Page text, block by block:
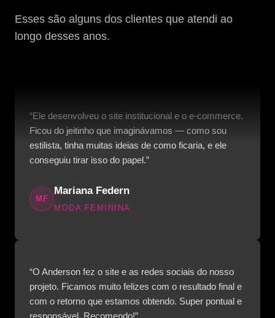
Esses são alguns dos clientes que atendi ao
longo desses anos.
“Ele desenvolveu o site institucional e o e-commerce.
Ficou do jeitinho que imaginávamos — como sou
estilista, tinha muitas ideias de como ficaria, e ele
conseguiu tirar isso do papel.”
MF
Mariana Federn
MODA FEMININA
“O Anderson fez o site e as redes sociais do nosso
projeto. Ficamos muito felizes com o resultado final e
com o retorno que estamos obtendo. Super pontual e
responsável. Recomendo!”